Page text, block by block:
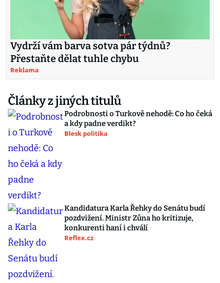
Vydrží vám barva sotva pár týdnů?
Přestaňte dělat tuhle chybu
Reklama
Články z jiných titulů
Podrobnosti o Turkově nehodě: Co ho čeká
a kdy padne verdikt?
Blesk politika
Kandidatura Karla Řehky do Senátu budí
pozdvižení. Ministr Zůna ho kritizuje,
konkurenti haní i chválí
Reflex.cz